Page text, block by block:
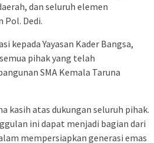
dan seluruh elemen
Pol. Dedi.
kepada Yayasan Kader Bangsa,
pihak yang telah
SMA Kemala Taruna
kasih atas dukungan seluruh pihak.
ini dapat menjadi bagian dari
mempersiapkan generasi emas